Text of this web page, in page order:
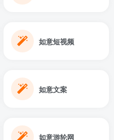
如意短视频
如意文案
如意游轮网